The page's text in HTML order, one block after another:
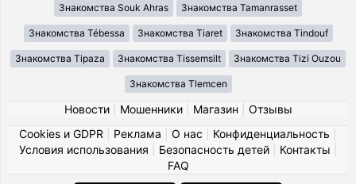
Знакомства Souk Ahras Знакомства Tamanrasset
Знакомства Tébessa Знакомства Tiaret Знакомства Tindouf
Знакомства Tipaza Знакомства Tissemsilt Знакомства Tizi Ouzou
Знакомства Tlemcen
Новости| Мошенники| Магазин
Отзывы
Cookies и GDPR
Реклама О нас Конфиденциальность
Условия использования
Безопасность детей| Контакты
FAQ